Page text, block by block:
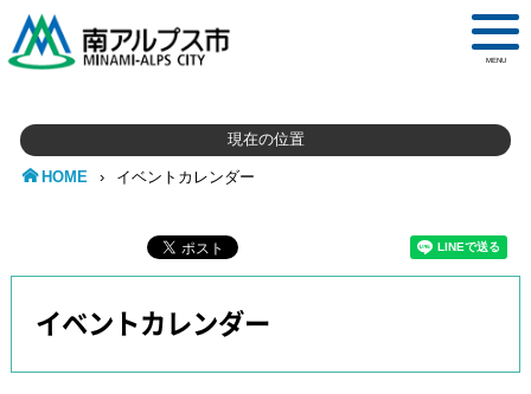
MENU
現在の位置
HOME › イベントカレンダー
イベントカレンダー